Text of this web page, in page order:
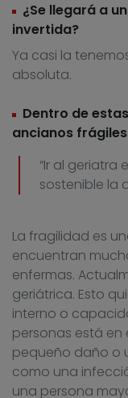
¿Se llegará a
invertida?
Ya casi la
absoluta.
Dentro de
ancianos
“Ir al geriatra
sostenible la
La fragilidad es
encuentran
enfermas.
geriátrica. Esto
interno o
personas está en
pequeño daño o
como una
una persona